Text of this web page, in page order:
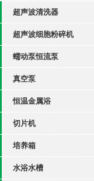
超声波清洗器
超声波细胞粉碎机
蠕动泵恒流泵
真空泵
恒温金属浴
切片机
培养箱
水浴水槽